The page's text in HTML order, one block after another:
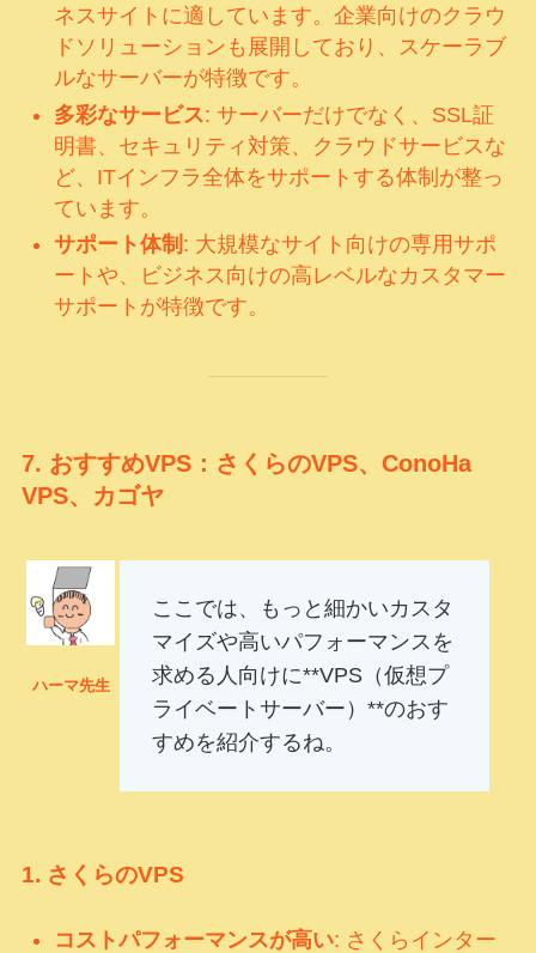
ネスサイトに適しています。企業向けのクラウ
ドソリューションも展開しており、スケーラブ
ルなサーバーが特徴です。
多彩なサービス: サーバーだけでなく、SSL証
明書、セキュリティ対策、クラウドサービスな
ど、ITインフラ全体をサポートする体制が整っ
ています。
サポート体制 : 大規模なサイト向けの専用サポ
ートや、ビジネス向けの高レベルなカスタマー
サポートが特徴です。
7. おすすめVPS：さくらのVPS、ConoHa
VPS、カゴヤ
ハーマ先生
ここでは、もっと細かいカスタ
マイズや高いパフォーマンスを
求める人向けに**VPS（仮想プ
ライベートサーバー）**のおす
すめを紹介するね。
1. さくらのVPS
コストパフォーマンスが高い: さくらインター